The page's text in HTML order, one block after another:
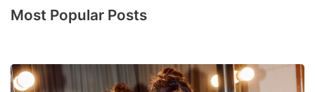
Most Popular Posts